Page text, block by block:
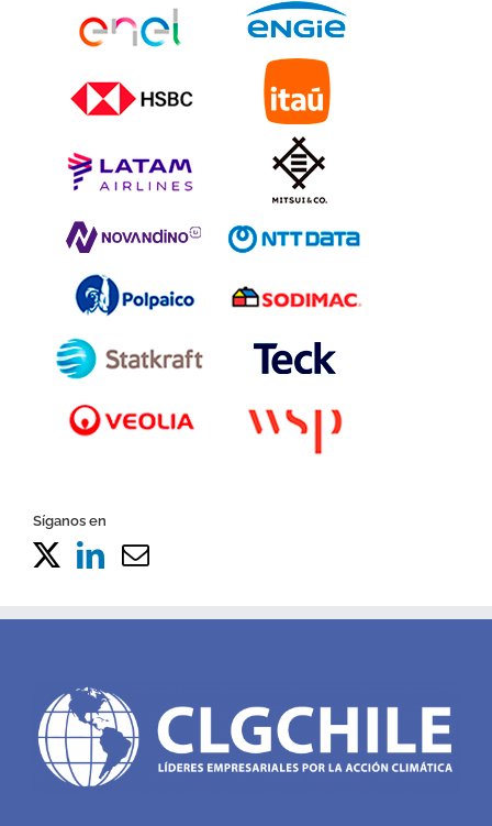
Síganos en